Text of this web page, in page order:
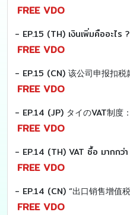
FREE VDO
- EP.15 (TH) เงินเพิ่มคืออะไร ?
FREE VDO
FREE VDO
FREE VDO
FREE VDO
FREE VDO